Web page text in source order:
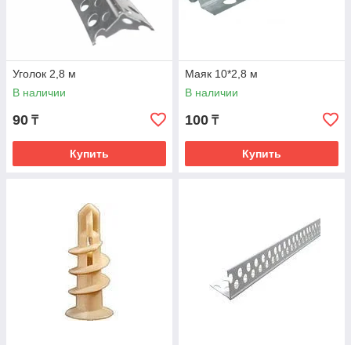
Уголок 2,8 м
В наличии
90 ₸
Купить
Маяк 10*2,8 м
В наличии
100 ₸
Купить